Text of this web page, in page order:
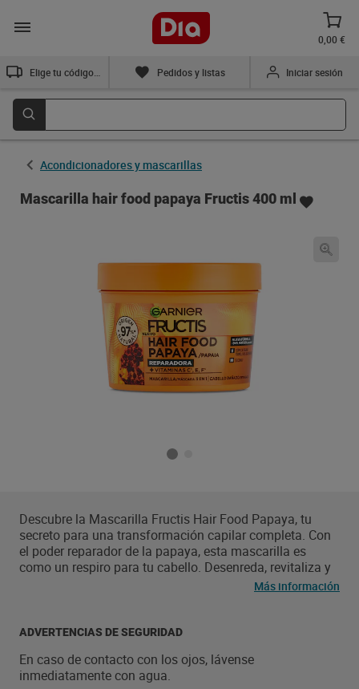
0,00 €
Pedidos y listas Iniciar sesión
Acondicionadores y mascarillas
Mascarilla hair food papaya Fructis 400 ml
Descubre la Mascarilla Fructis Hair Food Papaya, tu
secreto para una transformación capilar completa. Con
el poder reparador de la papaya, esta mascarilla es
como un respiro para tu cabello. Desenreda, revitaliza y
olvídate de la rotura, reduciéndola hasta un 94%, para
cabello. Siente la magia de la papaya, que no solo
brinda un brillo espectacular. Experimenta un efecto
antiencrepamiento y refuerza la fibra capilar, dándole a
Más información
ADVERTENCIAS DE SEGURIDAD
En caso de contacto con los ojos, lávense
inmediatamente con agua.